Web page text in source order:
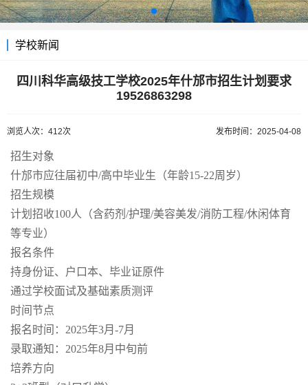
学校新闻
四川科华高级技工学校2025年什邡市招生计划要求
19526863298
浏览人次：412次 发布时间：2025-04-08
招生对象
什邡市应往届初中/高中毕业生（年龄15-22周岁）
招生规模
计划招收100人（含药剂/护理/美容美发/消防工程/休闲体育
等专业）
报名条件
持身份证、户口本、毕业证原件
通过学校面试及基础素质测评
时间节点
报名时间：2025年3月-7月
录取通知：2025年8月中旬前
培养方向